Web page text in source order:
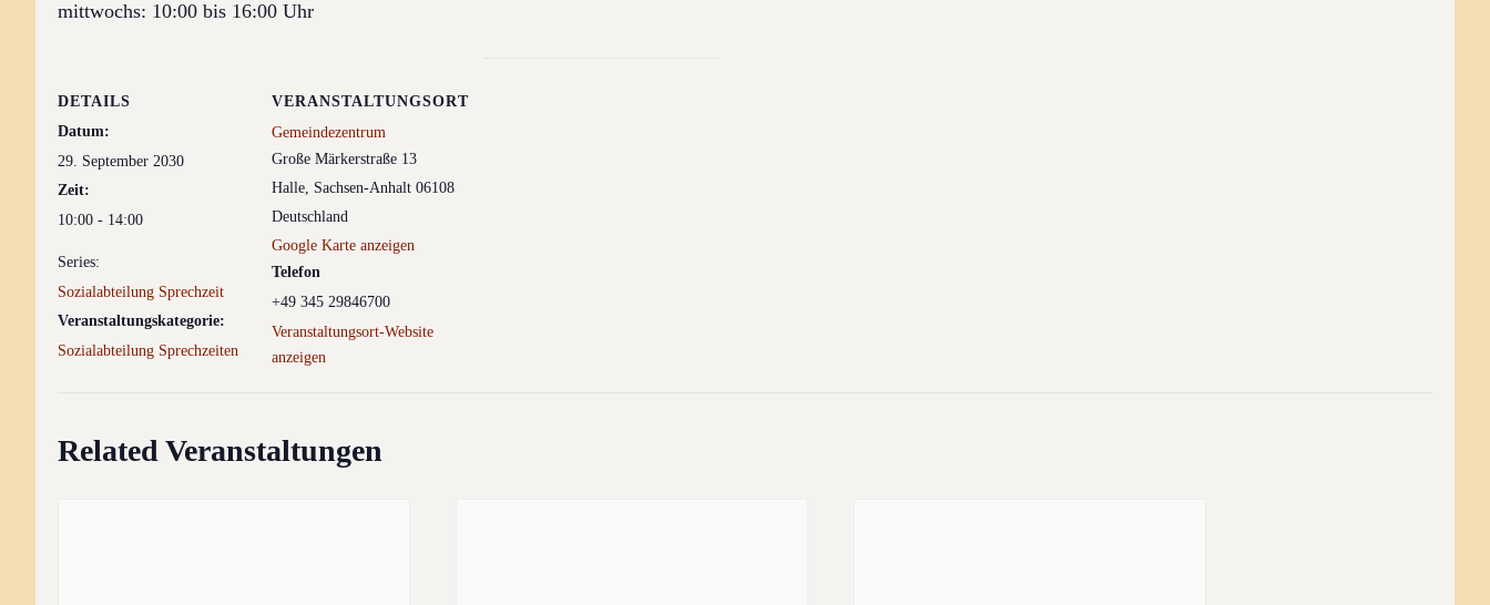
mittwochs: 10:00 bis 16:00 Uhr
DETAILS
Datum:
29. September 2030
Zeit:
10:00 - 14:00
Series:
Sozialabteilung Sprechzeit
Veranstaltungskategorie:
Sozialabteilung Sprechzeiten
VERANSTALTUNGSORT
Gemeindezentrum
Große Märkerstraße 13
Halle, Sachsen-Anhalt 06108
Deutschland
Google Karte anzeigen
Telefon
+49 345 29846700
Veranstaltungsort-Website
anzeigen
Related Veranstaltungen